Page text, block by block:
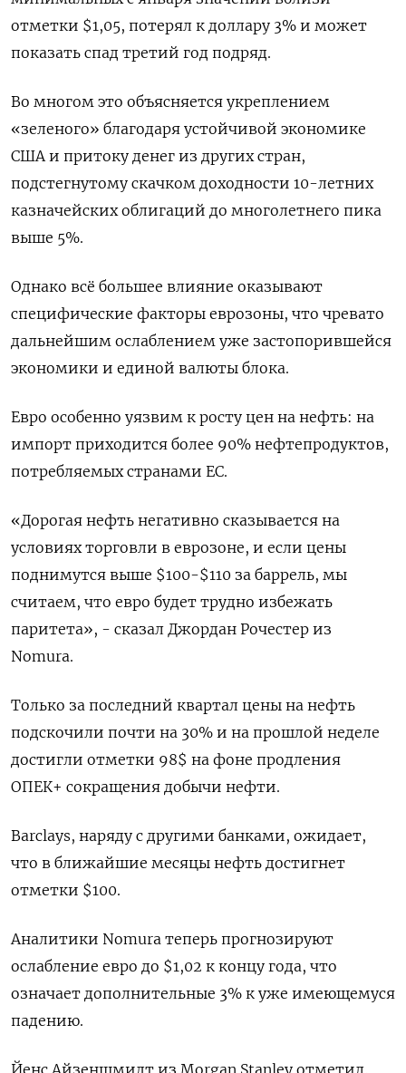
отметки $1,05, потерял к доллару 3% и может
показать спад третий год подряд.
Во многом это объясняется укреплением
«зеленого» благодаря устойчивой экономике
США и притоку денег из других стран,
подстегнутому скачком доходности 10-летних
казначейских облигаций до многолетнего пика
выше 5%.
Однако всё большее влияние оказывают
специфические факторы еврозоны, что чревато
дальнейшим ослаблением уже застопорившейся
экономики и единой валюты блока.
Евро особенно уязвим к росту цен на нефть: на
импорт приходится более 90% нефтепродуктов,
потребляемых странами ЕС.
«Дорогая нефть негативно сказывается на
условиях торговли в еврозоне, и если цены
поднимутся выше $100-$110 за баррель, мы
считаем, что евро будет трудно избежать
паритета», - сказал Джордан Рочестер из
Nomura.
Только за последний квартал цены на нефть
подскочили почти на 30% и на прошлой неделе
достигли отметки 98$ на фоне продления
ОПЕК+ сокращения добычи нефти.
Barclays, наряду с другими банками, ожидает,
что в ближайшие месяцы нефть достигнет
отметки $100.
Аналитики Nomura теперь прогнозируют
ослабление евро до $1,02 к концу года, что
означает дополнительные 3% к уже имеющемуся
падению.
Йенс Айзеншмидт из Morgan Stanley отметил,